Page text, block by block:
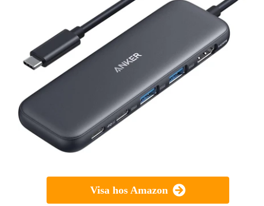
Visa hos Amazon